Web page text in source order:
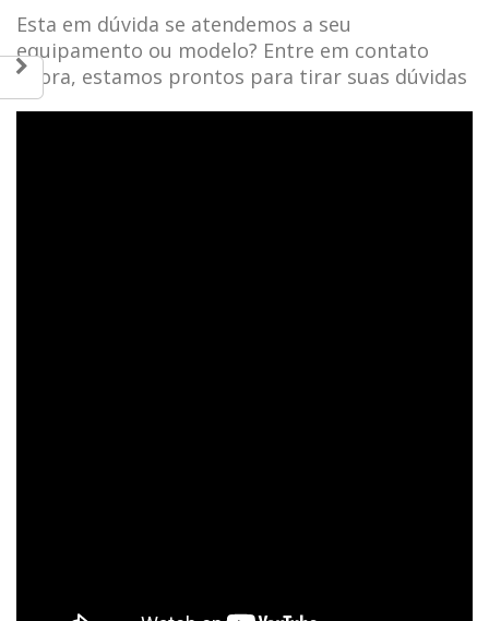
Esta em dúvida se atendemos a seu
equipamento ou modelo? Entre em contato
agora, estamos prontos para tirar suas dúvidas